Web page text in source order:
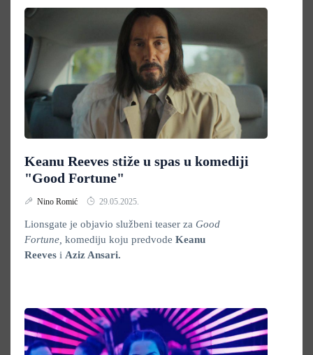
Keanu Reeves stiže u spas u komediji
"Good Fortune"
Nino Romić 29.05.2025.
Lionsgate je objavio službeni teaser za Good
Fortune, komediju koju predvode Keanu
Reeves i Aziz Ansari.